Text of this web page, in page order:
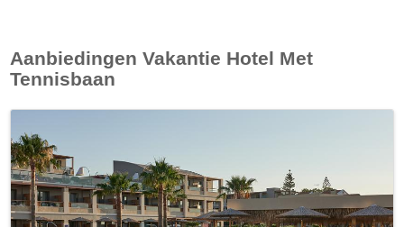
Aanbiedingen Vakantie Hotel Met
Tennisbaan